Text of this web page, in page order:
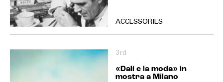
ACCESSORIES
3rd
«Dalí e la moda» in
mostra a Milano